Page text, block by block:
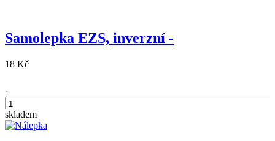
Samolepka EZS, inverzní -
18 Kč
-
+
skladem